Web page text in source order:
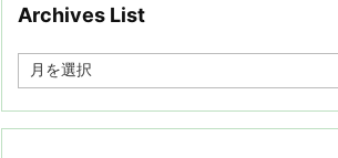
Archives List